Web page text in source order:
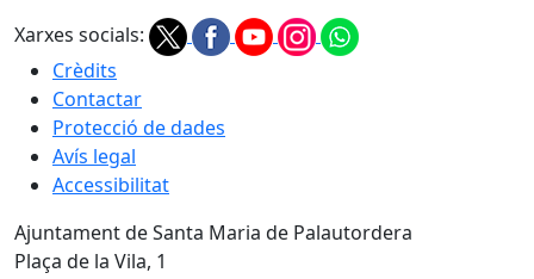
Xarxes socials:
Crèdits
Contactar
Protecció de dades
Avís legal
Accessibilitat
Ajuntament de Santa Maria de Palautordera
Plaça de la Vila, 1